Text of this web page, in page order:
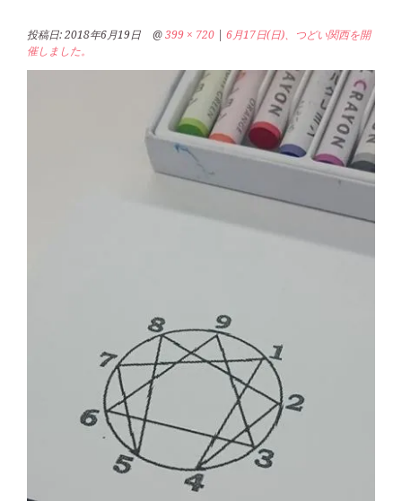
投稿日:2018年6月19日 @399 × 720 |6月17日(日)、つどい関西を開
催しました。